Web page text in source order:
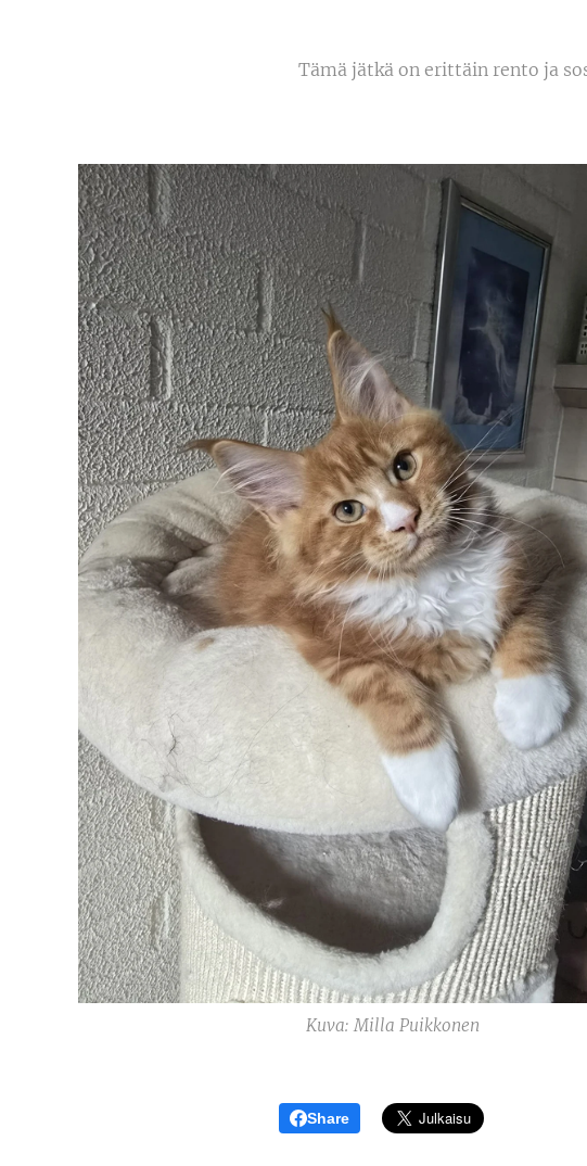
Tämä jätkä on erittäin rento ja
Kuva: Milla Puikkonen
Share